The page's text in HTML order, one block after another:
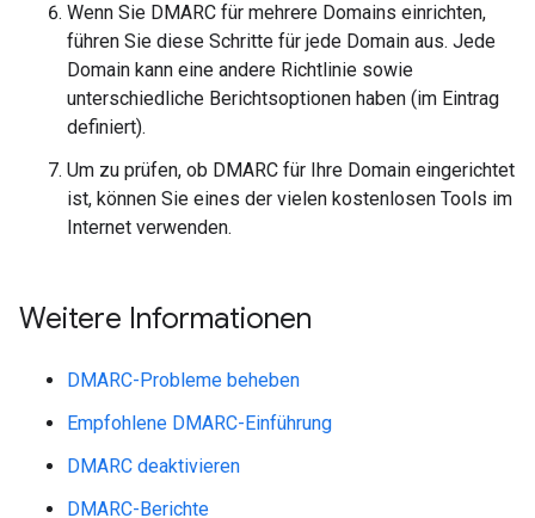
Wenn Sie DMARC für mehrere Domains einrichten,
führen Sie diese Schritte für jede Domain aus. Jede
Domain kann eine andere Richtlinie sowie
unterschiedliche Berichtsoptionen haben (im Eintrag
definiert).
Um zu prüfen, ob DMARC für Ihre Domain eingerichtet
ist, können Sie eines der vielen kostenlosen Tools im
Internet verwenden.
Weitere Informationen
DMARC-Probleme beheben
Empfohlene DMARC-Einführung
DMARC deaktivieren
DMARC-Berichte